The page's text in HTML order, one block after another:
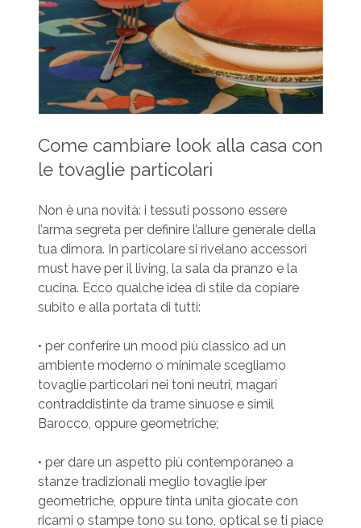
Come cambiare look alla casa con
le tovaglie particolari
Non è una novità: i tessuti possono essere
l’arma segreta per definire l’allure generale della
tua dimora. In particolare si rivelano accessori
must have per il living, la sala da pranzo e la
cucina. Ecco qualche idea di stile da copiare
subito e alla portata di tutti:
• per conferire un mood più classico ad un
ambiente moderno o minimale scegliamo
tovaglie particolari nei toni neutri, magari
contraddistinte da trame sinuose e simil
Barocco, oppure geometriche;
• per dare un aspetto più contemporaneo a
stanze tradizionali meglio tovaglie iper
geometriche, oppure tinta unita giocate con
ricami o stampe tono su tono, optical se ti piace